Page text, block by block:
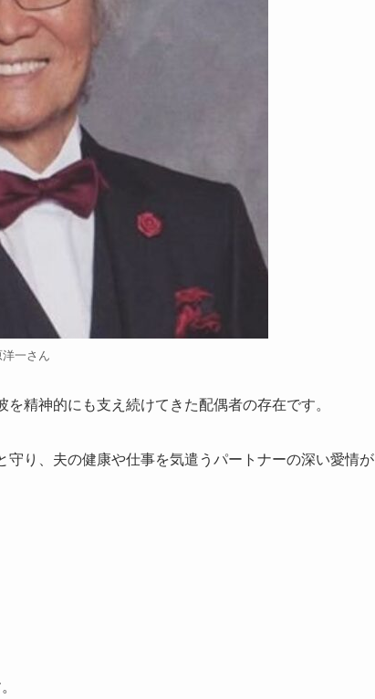
洋一さん
精神的にも支え続けてきた配偶者の存在です。
り、夫の健康や仕事を気遣うパートナーの深い愛情が